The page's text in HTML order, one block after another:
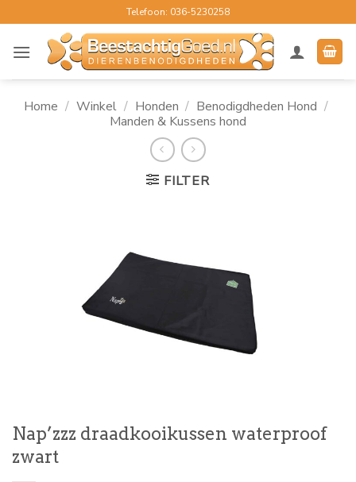
naar
inhoud
Telefoon: 036-5230258
Home / Winkel / Honden / Benodigdheden Hond /
Manden & Kussens hond
FILTER
Nap’zzz draadkooikussen waterproof
zwart